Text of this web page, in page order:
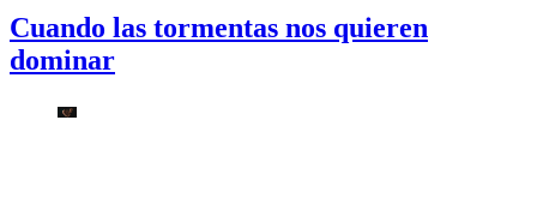
Cuando las tormentas nos quieren
dominar